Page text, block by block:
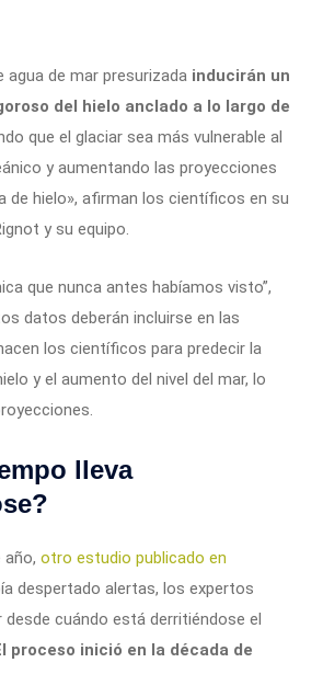
agua de mar presurizada inducirán un
del hielo anclado a lo largo de
que el glaciar sea más vulnerable al
y aumentando las proyecciones
de hielo», afirman los científicos en su
y su equipo.
que nunca antes habíamos visto”,
datos deberán incluirse en las
los científicos para predecir la
y el aumento del nivel del mar, lo
lleva
año, otro estudio publicado en
despertado alertas, los expertos
desde cuándo está derritiéndose el
proceso inició en la década de